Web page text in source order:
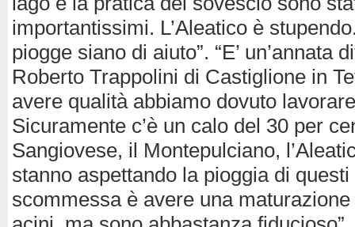
importantissimi. L’Aleatico è
piogge siano di aiuto”. “E’ un’annata
Roberto Trappolini di Castiglione in
avere qualità abbiamo dovuto
Sicuramente c’è un calo del 30 per
Sangiovese, il Montepulciano,
stanno aspettando la pioggia di
scommessa è avere una